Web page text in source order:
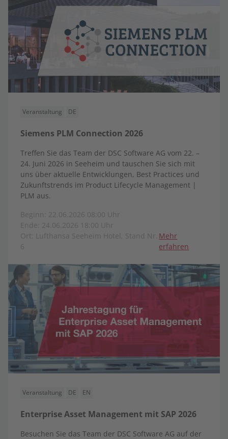
Veranstaltung DE
Siemens PLM Connection 2026
Treffen Sie das Team der DSC Software AG vom 22. –
24. Juni 2026 in Seeheim und tauschen Sie sich mit
uns über aktuelle Entwicklungen, Best Practices und
Zukunftstrends im Product Lifecycle Management |
PLM aus.
Beginn: 22.06.2026 08:00 Uhr
Ende: 24.06.2026 18:00 Uhr
Ort: Lufthansa Seeheim Hotel, Stand Nr.
6
Mehr
erfahren
Veranstaltung DE EN
Enterprise Asset Management mit SAP 2026
Besuchen Sie das Team der DSC Software AG auf der